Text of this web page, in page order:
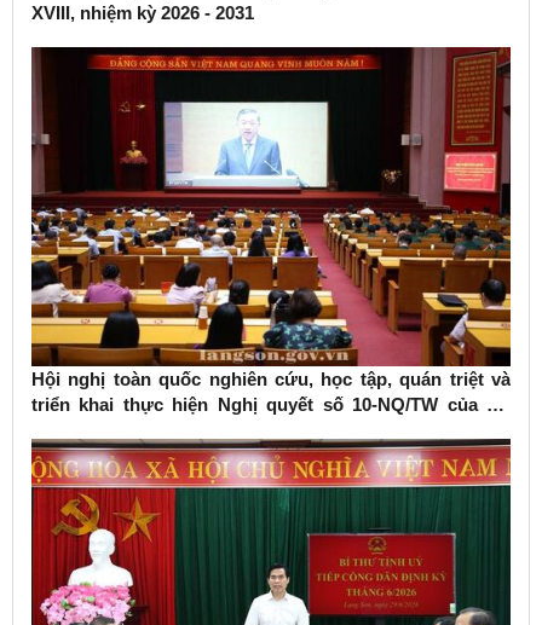
XVIII, nhiệm kỳ 2026 - 2031
Hội nghị toàn quốc nghiên cứu, học tập, quán triệt và
triển khai thực hiện Nghị quyết số 10-NQ/TW của Bộ